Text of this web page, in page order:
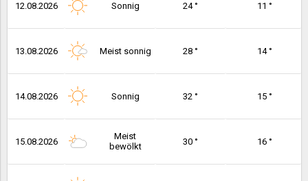
12.08.2026 Sonnig 24 ° 11 °
13.08.2026 Meist sonnig 28 ° 14 °
14.08.2026 Sonnig 32 ° 15 °
15.08.2026
Meist
bewölkt
30 ° 16 °